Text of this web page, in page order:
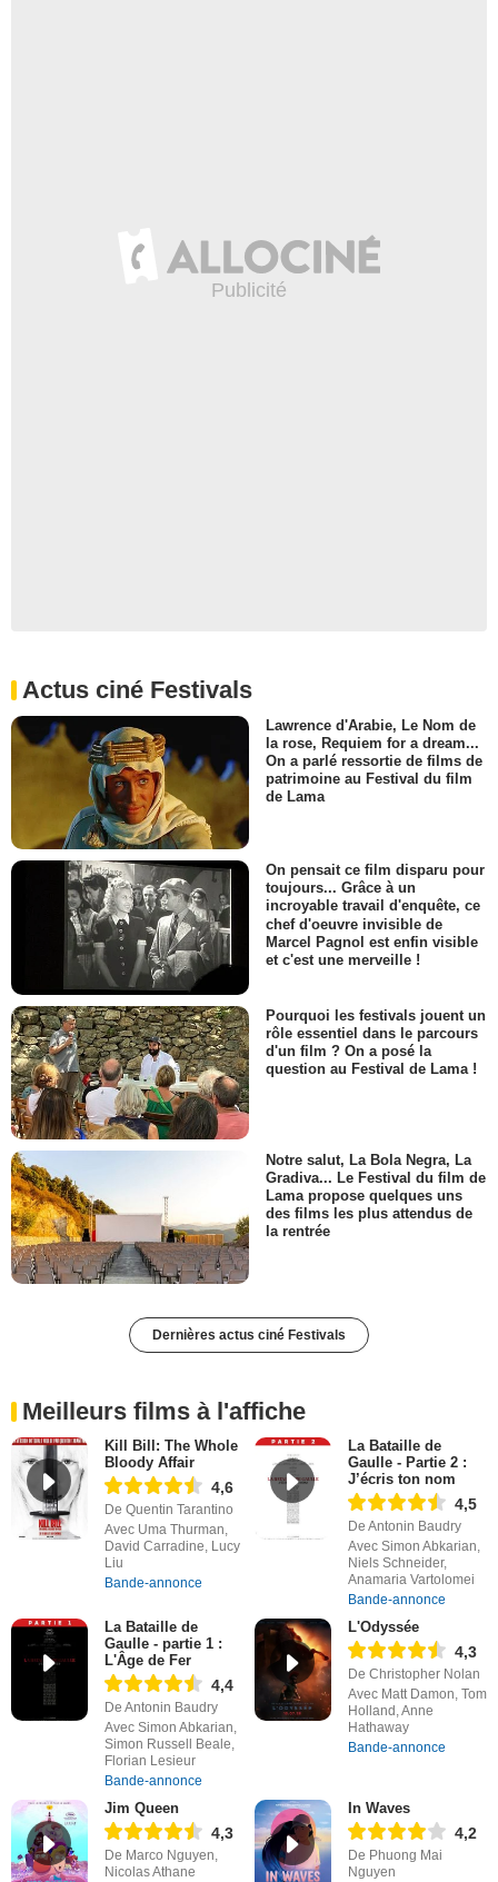
Actus ciné Festivals
Lawrence d'Arabie, Le Nom de
la rose, Requiem for a dream...
On a parlé ressortie de films de
patrimoine au Festival du film
de Lama
On pensait ce film disparu pour
toujours... Grâce à un
incroyable travail d'enquête, ce
chef d'oeuvre invisible de
Marcel Pagnol est enfin visible
et c'est une merveille !
Pourquoi les festivals jouent un
rôle essentiel dans le parcours
d'un film ? On a posé la
question au Festival de Lama !
Notre salut, La Bola Negra, La
Gradiva... Le Festival du film de
Lama propose quelques uns
des films les plus attendus de
la rentrée
Dernières actus ciné Festivals
Meilleurs films à l'affiche
Kill Bill: The Whole
Bloody Affair
4,6
De Quentin Tarantino
Avec Uma Thurman,
David Carradine, Lucy
Liu
Bande-annonce
La Bataille de
Gaulle - Partie 2 :
J’écris ton nom
4,5
De Antonin Baudry
Avec Simon Abkarian,
Niels Schneider,
Anamaria Vartolomei
Bande-annonce
La Bataille de
Gaulle - partie 1 :
L'Âge de Fer
4,4
De Antonin Baudry
Avec Simon Abkarian,
Simon Russell Beale,
Florian Lesieur
Bande-annonce
L'Odyssée
4,3
De Christopher Nolan
Avec Matt Damon, Tom
Holland, Anne
Hathaway
Bande-annonce
Jim Queen
4,3
De Marco Nguyen,
Nicolas Athane
In Waves
4,2
De Phuong Mai
Nguyen